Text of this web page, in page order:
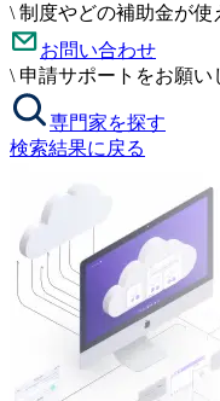
\ 制度やどの補助金が使
お問い合わせ
\ 申請サポートをお願い
専門家を探す
検索結果に戻る